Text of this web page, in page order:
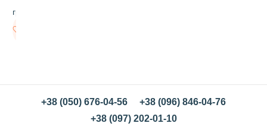
ф
о
грн/шт
+38 (050) 676-04-56
+38 (096) 846-04-76
+38 (097) 202-01-10